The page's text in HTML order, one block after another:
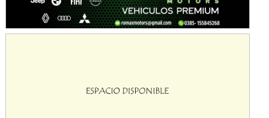
NORESTE SANTAFESINO - F6
Ciudad de Avellaneda (Asfalto)
Avellaneda (Santa Fe)